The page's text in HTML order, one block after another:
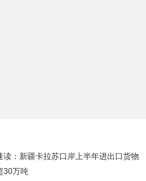
读：新疆卡拉苏口岸上半年进出口货物
30万吨